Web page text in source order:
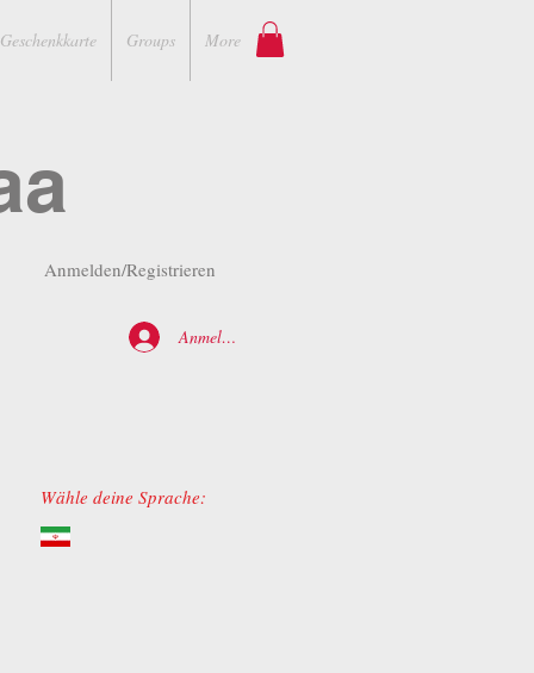
Geschenkkarte Groups More
Anmelden/Registrieren
Anmelden
Wähle deine Sprache: